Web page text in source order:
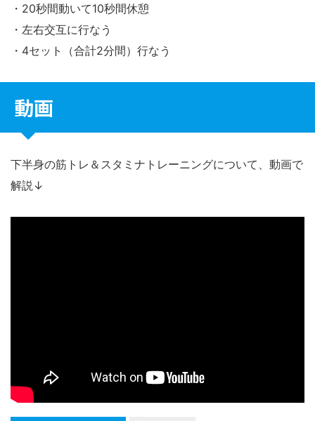
・20秒間動いて10秒間休憩
・左右交互に行なう
・4セット（合計2分間）行なう
動画
下半身の筋トレ＆スタミナトレーニングについて、動画で
解説↓